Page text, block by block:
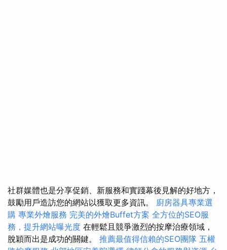
社群媒體也是分享促銷、新服務和實踐幕後見解的好地方，
鼓勵用戶造訪您的網站以獲取更多資訊。 廚房器具專業選
購 專業外燴服務 完美的外燴Buffet方案 全方位的SEO服
務，提升網站曝光度 在輕鬆且競爭激烈的按摩治療領域，
脫穎而出是成功的關鍵。 推薦最值得信賴的SEO團隊 五權